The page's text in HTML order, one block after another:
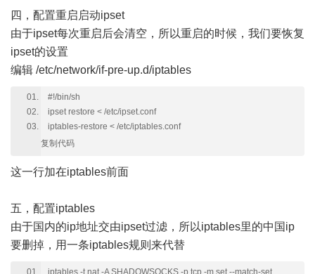
四，配置重启启动ipset
由于ipset每次重启后会清空，所以重启的时候，我们要恢复
ipset的设置
编辑 /etc/network/if-pre-up.d/iptables
#!/bin/sh
ipset restore < /etc/ipset.conf
iptables-restore < /etc/iptables.conf
复制代码
这一行加在iptables前面
五，配置iptables
由于国内的ip地址交由ipset过滤，所以iptables里的中国ip
要删掉，用一条iptables规则来代替
iptables -t nat -A SHADOWSOCKS -p tcp -m set --match-set